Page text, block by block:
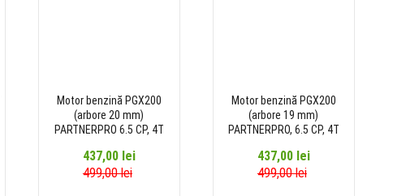
Motor benzină PGX200
(arbore 20 mm)
PARTNERPRO 6.5 CP, 4T
437,00 lei
499,00 lei
Motor benzină PGX200
(arbore 19 mm)
PARTNERPRO, 6.5 CP, 4T
437,00 lei
499,00 lei